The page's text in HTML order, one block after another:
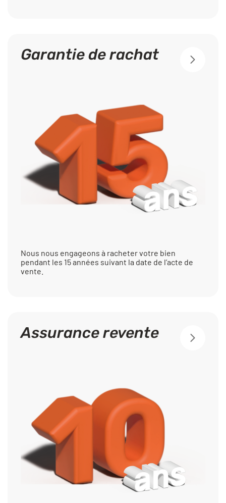
Garantie de rachat
Nous nous engageons à racheter votre bien
pendant les 15 années suivant la date de l’acte de
vente.
Assurance revente